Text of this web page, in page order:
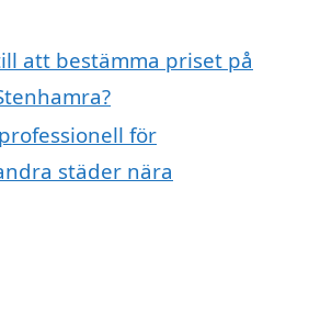
att bestämma priset på
för
städer nära